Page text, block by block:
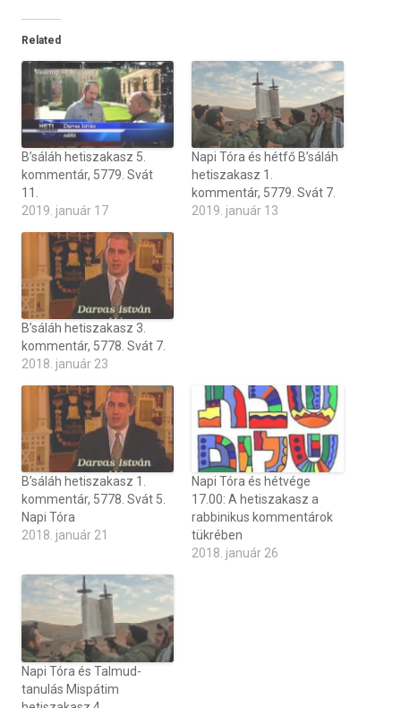
Related
B’sáláh hetiszakasz 5.
kommentár, 5779. Svát
11.
2019. január 17
Napi Tóra és hétfő B’sáláh
hetiszakasz 1.
kommentár, 5779. Svát 7.
2019. január 13
B’sáláh hetiszakasz 3.
kommentár, 5778. Svát 7.
2018. január 23
B’sáláh hetiszakasz 1.
kommentár, 5778. Svát 5.
Napi Tóra
2018. január 21
Napi Tóra és hétvége
17.00: A hetiszakasz a
rabbinikus kommentárok
tükrében
2018. január 26
Napi Tóra és Talmud-
tanulás Mispátim